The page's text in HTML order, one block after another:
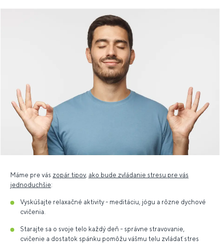
Máme pre vás zopár tipov, ako bude zvládanie stresu pre vás
jednoduchšie:
Vyskúšajte relaxačné aktivity - meditáciu, jógu a rôzne dychové
cvičenia.
Starajte sa o svoje telo každý deň - správne stravovanie,
cvičenie a dostatok spánku pomôžu vášmu telu zvládať stres